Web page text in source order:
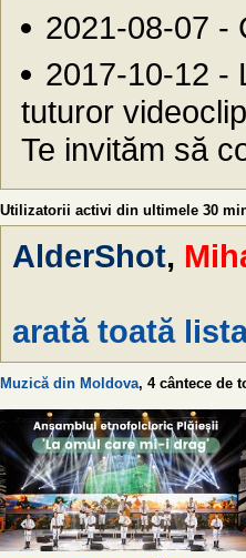
2021-08-07 -
2017-10-12 -
tuturor
Te invităm să
Utilizatorii activi din ultimele 30
AlderShot,
arată toată
Muzică din Moldova, 4 cântece de